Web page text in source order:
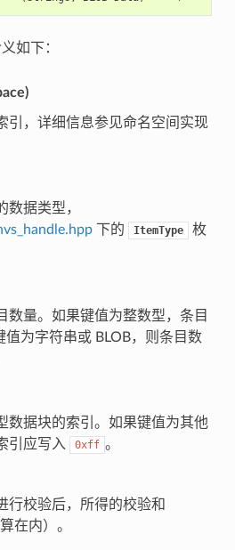
如下：
引，详细信息参见命名空间实现
数据类型，
下的 ItemType
枚
数量。如果键值为整数型，条目
值为字符串或 BLOB，则条目数
数据块的索引。如果键值为其他
引应写入
0xff 。
行校验后，所得的校验和
在内）。